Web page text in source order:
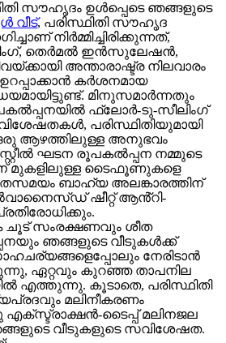
സൗഹൃദം ഉൾപ്പെടെ ഞങ്ങളുടെ
വീട്, പരിസ്ഥിതി സൗഹൃദ
നിർമ്മിച്ചിരിക്കുന്നത്,
തെർമൽ ഇൻസുലേഷൻ,
അന്താരാഷ്ട്ര നിലവാരം
കർശനമായ
മിനുസമാർന്നതും
ഫ്ലോർ-ടു-സീലിംഗ്
പരിസ്ഥിതിയുമായി
ആഴത്തിലുള്ള അനുഭവം
ഘടന രൂപകൽപ്പന നമ്മുടെ
ന് മുകളിലുള്ള ടൈഫൂണുകളെ
ബാഹ്യ അലങ്കാരത്തിന്
ഷീറ്റ് ആൻ്റി-
ചൂട് സംരക്ഷണവും ശീത
ഞങ്ങളുടെ വീടുകൾക്ക്
നേരിടാൻ
ഏറ്റവും കുറഞ്ഞ താപനില
എത്തുന്നു. കൂടാതെ, പരിസ്ഥിതി
മലിനീകരണം
ടൈപ്പ് മലിനജല
വീടുകളുടെ സവിശേഷത.